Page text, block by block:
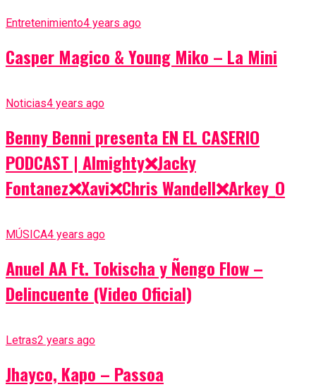
Entretenimiento4 years ago
Casper Magico & Young Miko – La Mini
Noticias4 years ago
Benny Benni presenta EN EL CASERIO
PODCAST | Almighty❌Jacky
Fontanez❌Xavi❌Chris Wandell❌Arkey_O
MÚSICA4 years ago
Anuel AA Ft. Tokischa y Ñengo Flow –
Delincuente (Video Oficial)
Letras2 years ago
Jhayco, Kapo – Passoa